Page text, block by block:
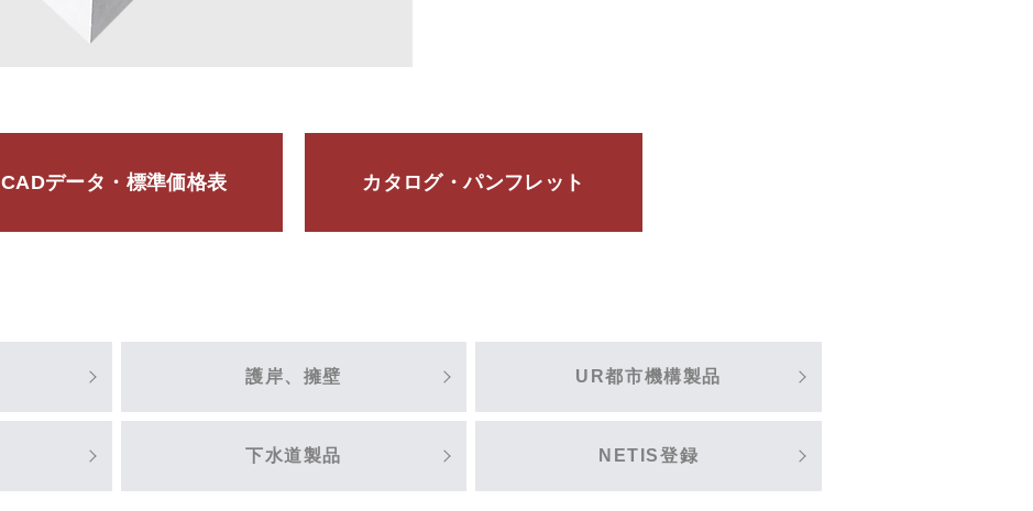
CADデータ・標準価格表 カタログ・パンフレット
護岸、擁壁 UR都市機構製品
下水道製品 NETIS登録